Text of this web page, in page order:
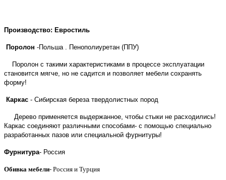
Производство: Евростиль
Поролон -Польша . Пенополиуретан (ППУ)
Поролон с такими характеристиками в процессе эксплуатации
становится мягче, но не садится и позволяет мебели сохранять
форму!
Каркас - Сибирская береза твердолистных пород
Дерево применяется выдержанное, чтобы стыки не расходились!
Каркас соединяют различными способами- с помощью специально
разработанных пазов или специальной фурнитуры!
Фурнитура- Россия
Обивка мебели- Россия и Турция